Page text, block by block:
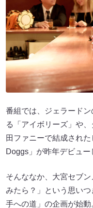
番組では、ジェラード
る「アイボリーズ」や
田ファニーで結成され
Doggs」が昨年デビュー
そんななか、大宮セブ
みたら？」という思い
手への道」の企画が始動